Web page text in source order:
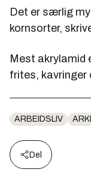
Det er særlig
kornsorter,
Mest akrylamid
frites, kavringer
ARBEIDSLIV
Del